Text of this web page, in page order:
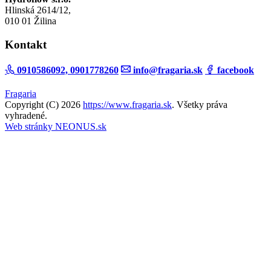
Hlinská 2614/12,
010 01 Žilina
Kontakt
0910586092, 0901778260 info@fragaria.sk facebook
Fragaria
Copyright (C) 2026 https://www.fragaria.sk. Všetky práva
vyhradené.
Web stránky NEONUS.sk